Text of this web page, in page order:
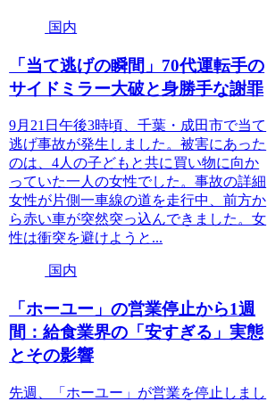
国内
「当て逃げの瞬間」70代運転手の
サイドミラー大破と身勝手な謝罪
9月21日午後3時頃、千葉・成田市で当て
逃げ事故が発生しました。被害にあった
のは、4人の子どもと共に買い物に向か
っていた一人の女性でした。事故の詳細
女性が片側一車線の道を走行中、前方か
ら赤い車が突然突っ込んできました。女
性は衝突を避けようと...
国内
「ホーユー」の営業停止から1週
間：給食業界の「安すぎる」実態
とその影響
先週、「ホーユー」が営業を停止しまし